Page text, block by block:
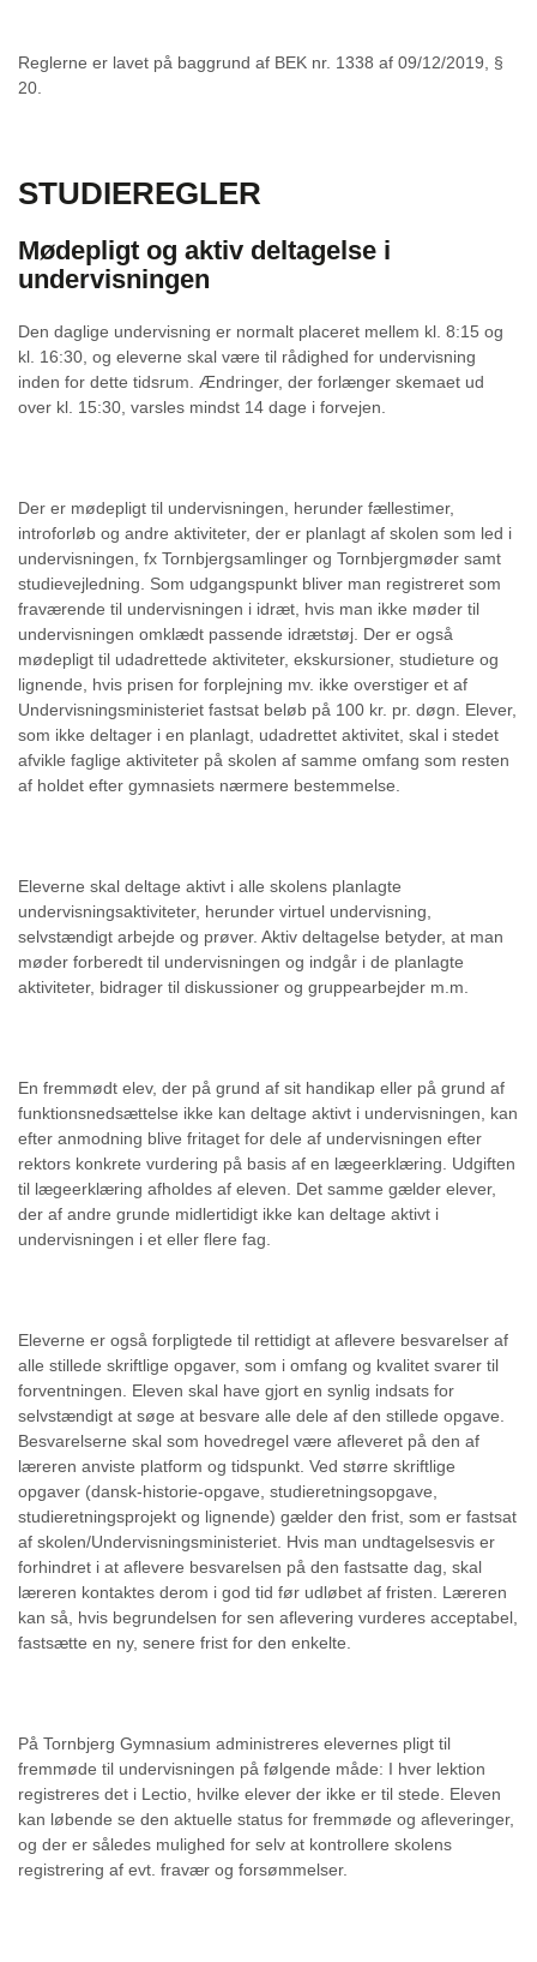
Reglerne er lavet på baggrund af BEK nr. 1338 af 09/12/2019, §
20.
STUDIEREGLER
Mødepligt og aktiv deltagelse i
undervisningen
Den daglige undervisning er normalt placeret mellem kl. 8:15 og
kl. 16:30, og eleverne skal være til rådighed for undervisning
inden for dette tidsrum. Ændringer, der forlænger skemaet ud
over kl. 15:30, varsles mindst 14 dage i forvejen.
Der er mødepligt til undervisningen, herunder fællestimer,
introforløb og andre aktiviteter, der er planlagt af skolen som led i
undervisningen, fx Tornbjergsamlinger og Tornbjergmøder samt
studievejledning. Som udgangspunkt bliver man registreret som
fraværende til undervisningen i idræt, hvis man ikke møder til
undervisningen omklædt passende idrætstøj. Der er også
mødepligt til udadrettede aktiviteter, ekskursioner, studieture og
lignende, hvis prisen for forplejning mv. ikke overstiger et af
Undervisningsministeriet fastsat beløb på 100 kr. pr. døgn. Elever,
som ikke deltager i en planlagt, udadrettet aktivitet, skal i stedet
afvikle faglige aktiviteter på skolen af samme omfang som resten
af holdet efter gymnasiets nærmere bestemmelse.
Eleverne skal deltage aktivt i alle skolens planlagte
undervisningsaktiviteter, herunder virtuel undervisning,
selvstændigt arbejde og prøver. Aktiv deltagelse betyder, at man
møder forberedt til undervisningen og indgår i de planlagte
aktiviteter, bidrager til diskussioner og gruppearbejder m.m.
En fremmødt elev, der på grund af sit handikap eller på grund af
funktionsnedsættelse ikke kan deltage aktivt i undervisningen, kan
efter anmodning blive fritaget for dele af undervisningen efter
rektors konkrete vurdering på basis af en lægeerklæring. Udgiften
til lægeerklæring afholdes af eleven. Det samme gælder elever,
der af andre grunde midlertidigt ikke kan deltage aktivt i
undervisningen i et eller flere fag.
Eleverne er også forpligtede til rettidigt at aflevere besvarelser af
alle stillede skriftlige opgaver, som i omfang og kvalitet svarer til
forventningen. Eleven skal have gjort en synlig indsats for
selvstændigt at søge at besvare alle dele af den stillede opgave.
Besvarelserne skal som hovedregel være afleveret på den af
læreren anviste platform og tidspunkt. Ved større skriftlige
opgaver (dansk-historie-opgave, studieretningsopgave,
studieretningsprojekt og lignende) gælder den frist, som er fastsat
af skolen/Undervisningsministeriet. Hvis man undtagelsesvis er
forhindret i at aflevere besvarelsen på den fastsatte dag, skal
læreren kontaktes derom i god tid før udløbet af fristen. Læreren
kan så, hvis begrundelsen for sen aflevering vurderes acceptabel,
fastsætte en ny, senere frist for den enkelte.
På Tornbjerg Gymnasium administreres elevernes pligt til
fremmøde til undervisningen på følgende måde: I hver lektion
registreres det i Lectio, hvilke elever der ikke er til stede. Eleven
kan løbende se den aktuelle status for fremmøde og afleveringer,
og der er således mulighed for selv at kontrollere skolens
registrering af evt. fravær og forsømmelser.